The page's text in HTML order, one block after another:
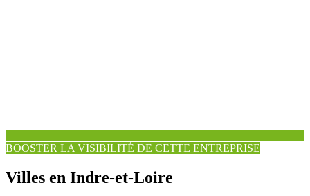
BOOSTER LA VISIBILITÉ DE CETTE ENTREPRISE
Villes en Indre-et-Loire